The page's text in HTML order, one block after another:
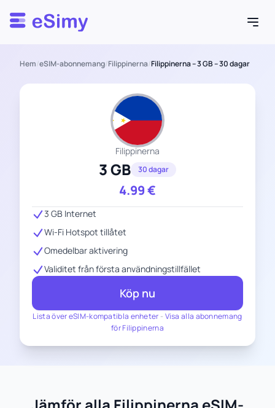
Esimy
Hem/eSIM-abonnemang/Filippinerna/Filippinerna – 3 GB – 30 dagar
Filippinerna
3 GB 30 dagar
4.99€
Lista över eSIM-kompatibla enheter - Visa alla abonnemang
för Filippinerna
3 GB Internet
Wi-Fi Hotspot tillåtet
Omedelbar aktivering
Validitet från första användningstillfället
Köp nu